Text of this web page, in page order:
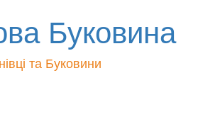
Буковина
та Буковини